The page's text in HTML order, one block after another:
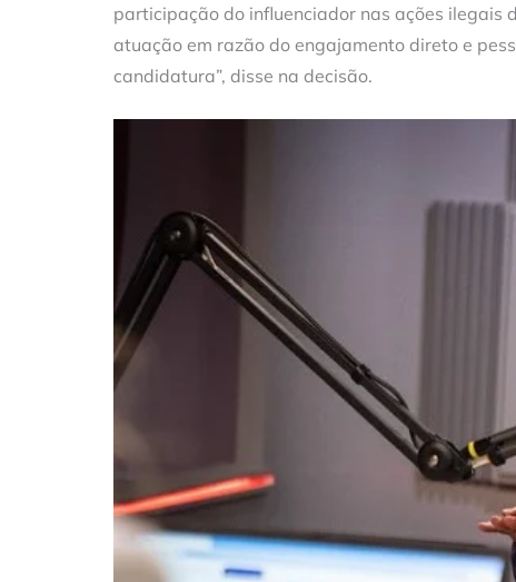
participação do influenciador nas ações ilegais
atuação em razão do engajamento direto e
candidatura”, disse na decisão.